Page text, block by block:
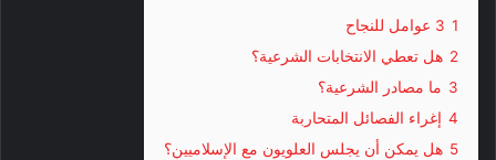
1 3 عوامل للنجاح
2 هل تعطي الانتخابات الشرعية؟
3 ما مصادر الشرعية؟
4 إغراء الفصائل المتحاربة
5 هل يمكن أن يجلس العلويون مع الإسلاميين؟